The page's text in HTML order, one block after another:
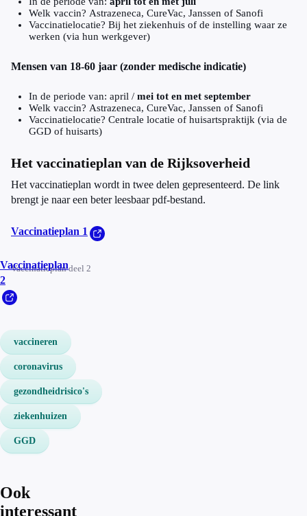
Welk vaccin? Astrazeneca, CureVac, Janssen of Sanofi
Vaccinatielocatie? Bij het ziekenhuis of de instelling waar ze
werken (via hun werkgever)
Mensen van 18-60 jaar (zonder medische indicatie)
In de periode van: april / mei tot en met september
Welk vaccin? Astrazeneca, CureVac, Janssen of Sanofi
Vaccinatielocatie? Centrale locatie of huisartspraktijk (via de
GGD of huisarts)
Het vaccinatieplan van de Rijksoverheid
Het vaccinatieplan wordt in twee delen gepresenteerd. De link
brengt je naar een beter leesbaar pdf-bestand.
Vaccinatieplan 1
Vaccinatieplan
2
Vaccinatieplan deel 2
vaccineren
coronavirus
gezondheidrisico's
ziekenhuizen
GGD
Ook
interessant